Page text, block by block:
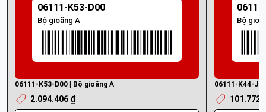
06111-K53-D00
Bộ gioăng A
06111-K53-D00 | Bộ gioăng A
2.094.406 ₫
Bộ
06111-K44-
101.772